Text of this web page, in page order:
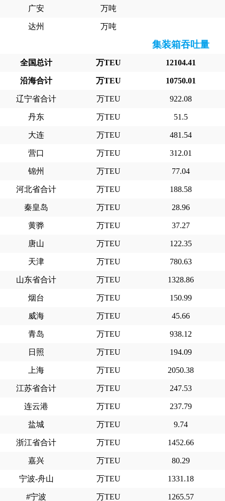
广安 万吨
达州 万吨
集装箱吞吐量
全国总计 万TEU 12104.41
沿海合计 万TEU 10750.01
辽宁省合计 万TEU 922.08
丹东 万TEU 51.5
大连 万TEU 481.54
营口 万TEU 312.01
锦州 万TEU 77.04
河北省合计 万TEU 188.58
秦皇岛 万TEU 28.96
黄骅 万TEU 37.27
唐山 万TEU 122.35
天津 万TEU 780.63
山东省合计 万TEU 1328.86
烟台 万TEU 150.99
威海 万TEU 45.66
青岛 万TEU 938.12
日照 万TEU 194.09
上海 万TEU 2050.38
江苏省合计 万TEU 247.53
连云港 万TEU 237.79
盐城 万TEU 9.74
浙江省合计 万TEU 1452.66
嘉兴 万TEU 80.29
宁波-舟山 万TEU 1331.18
#宁波 万TEU 1265.57